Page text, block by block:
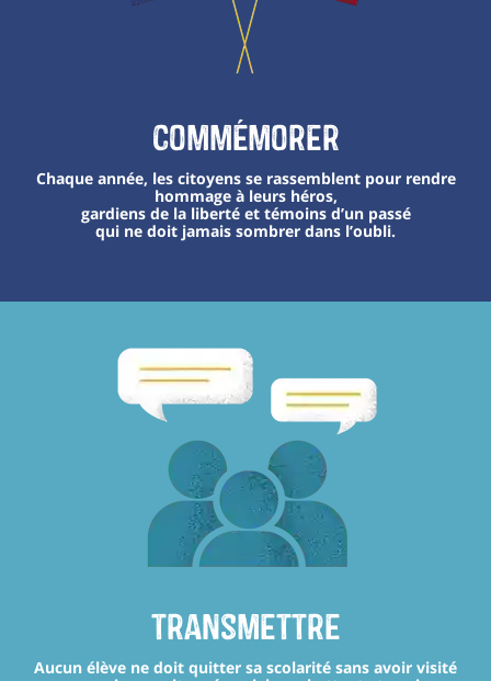
Commémorer
Chaque année, les citoyens se rassemblent pour rendre
hommage à leurs héros,
gardiens de la liberté et témoins d’un passé
qui ne doit jamais sombrer dans l’oubli.
transmettre
Aucun élève ne doit quitter sa scolarité sans avoir visité